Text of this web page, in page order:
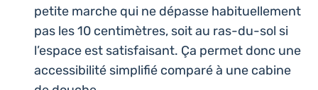
petite marche qui ne dépasse habi­tuel­le­ment
pas les 10 cen­ti­mètres, soit au ras-du-sol si
l’es­pace est satis­fai­sant. Ça permet donc une
acces­si­bi­li­té sim­pli­fié comparé à une cabine